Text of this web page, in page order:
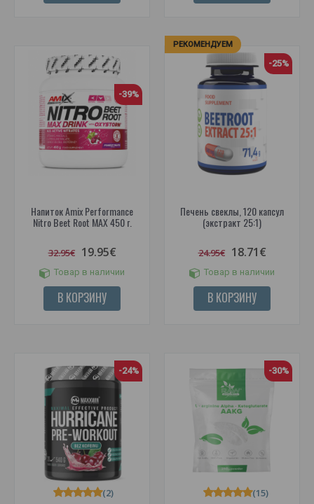
-39%
Напиток Amix Performance
Nitro Beet Root MAX 450 г.
32.95€ 19.95€
Товар в наличии
В КОРЗИНУ
РЕКОМЕНДУЕМ
-25%
Печень свеклы, 120 капсул
(экстракт 25:1)
24.95€ 18.71€
Товар в наличии
В КОРЗИНУ
-24%
(2)
-30%
(15)